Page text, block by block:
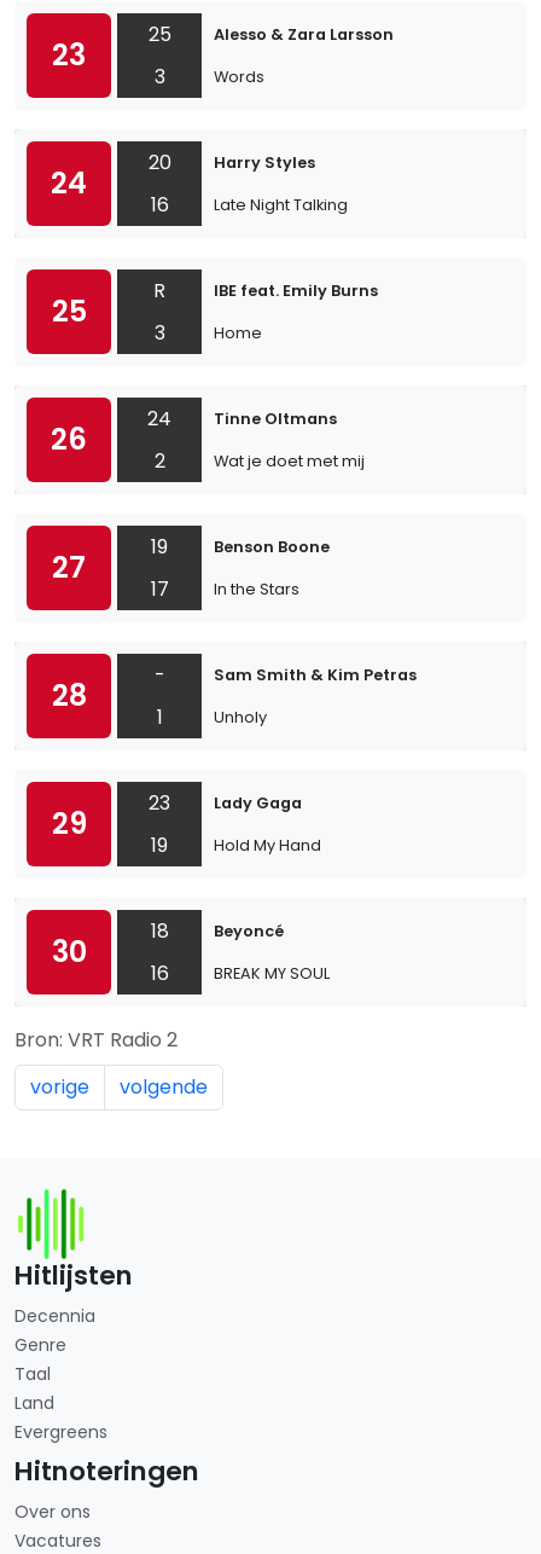
23
25
3
Alesso & Zara Larsson
Words
24
20
16
Harry Styles
Late Night Talking
25
R
3
IBE feat. Emily Burns
Home
26
24
2
Tinne Oltmans
Wat je doet met mij
27
19
17
Benson Boone
In the Stars
28
-
1
Sam Smith & Kim Petras
Unholy
29
23
19
Lady Gaga
Hold My Hand
30
18
16
Beyoncé
BREAK MY SOUL
Bron: VRT Radio 2
vorige
volgende
Hitlijsten
Decennia
Genre
Taal
Land
Evergreens
Hitnoteringen
Over ons
Vacatures